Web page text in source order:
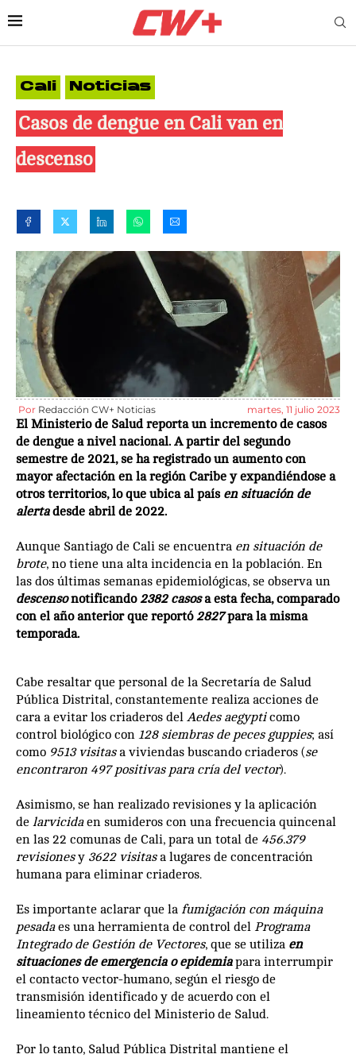
Cali Noticias
Casos de dengue en Cali van en
descenso
Por Redacción CW+ Noticias martes, 11 julio 2023
El Ministerio de Salud reporta un incremento de casos
de dengue a nivel nacional. A partir del segundo
semestre de 2021, se ha registrado un aumento con
mayor afectación en la región Caribe y expandiéndose a
otros territorios, lo que ubica al país en situación de
alertadesde abril de 2022.
Aunque Santiago de Cali se encuentra en situación de
brote, no tiene una alta incidencia en la población. En
las dos últimas semanas epidemiológicas, se observa un
descensonotificando2382 casosa esta fecha, comparado
con el año anterior que reportó2827para la misma
temporada.
Cabe resaltar que personal de la Secretaría de Salud
Pública Distrital, constantemente realiza acciones de
cara a evitar los criaderos del Aedes aegypticomo
control biológico con 128 siembras de peces guppies; así
como 9513 visitasa viviendas buscando criaderos (se
encontraron 497 positivas para cría del vector).
Asimismo, se han realizado revisiones y la aplicación
de larvicidaen sumideros con una frecuencia quincenal
en las 22 comunas de Cali, para un total de 456.379
revisionesy 3622 visitasa lugares de concentración
humana para eliminar criaderos.
Es importante aclarar que la fumigación con máquina
pesadaes una herramienta de control del Programa
Integrado de Gestión de Vectores, que se utiliza en
situaciones de emergencia o epidemiapara interrumpir
el contacto vector-humano, según el riesgo de
transmisión identificado y de acuerdo con el
lineamiento técnico del Ministerio de Salud.
Por lo tanto, Salud Pública Distrital mantiene el